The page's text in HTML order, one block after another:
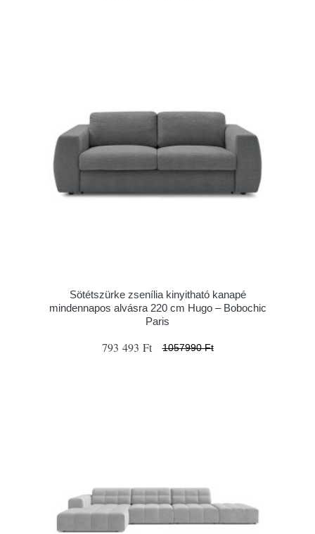
Sötétszürke zsenília kinyitható kanapé
mindennapos alvásra 220 cm Hugo – Bobochic
Paris
793 493 Ft 1057990 Ft